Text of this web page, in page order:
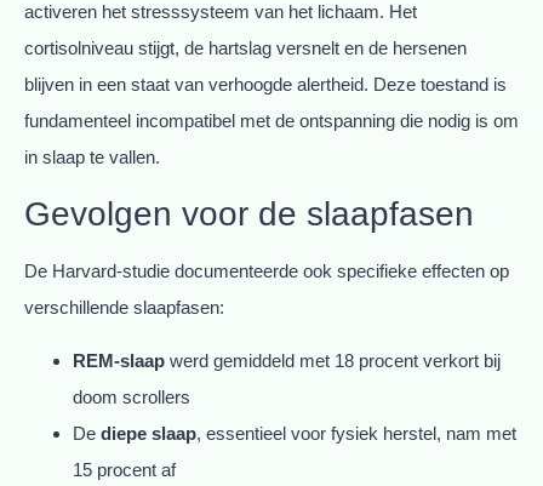
activeren het stresssysteem van het lichaam. Het
cortisolniveau stijgt, de hartslag versnelt en de hersenen
blijven in een staat van verhoogde alertheid. Deze toestand is
fundamenteel incompatibel met de ontspanning die nodig is om
in slaap te vallen.
Gevolgen voor de slaapfasen
De Harvard-studie documenteerde ook specifieke effecten op
verschillende slaapfasen:
REM-slaap werd gemiddeld met 18 procent verkort bij
doom scrollers
De diepe slaap, essentieel voor fysiek herstel, nam met
15 procent af